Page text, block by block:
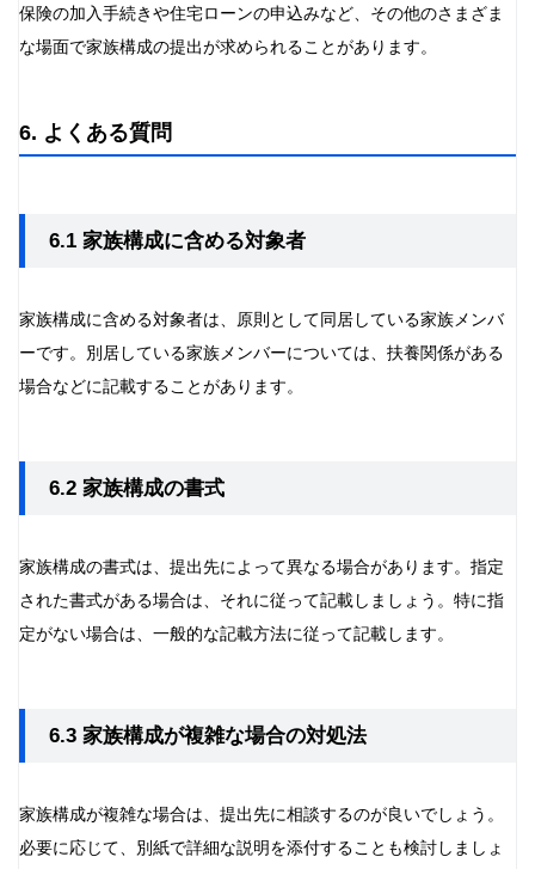
保険の加入手続きや住宅ローンの申込みなど、その他のさまざま
な場面で家族構成の提出が求められることがあります。
6. よくある質問
6.1 家族構成に含める対象者
家族構成に含める対象者は、原則として同居している家族メンバ
ーです。別居している家族メンバーについては、扶養関係がある
場合などに記載することがあります。
6.2 家族構成の書式
家族構成の書式は、提出先によって異なる場合があります。指定
された書式がある場合は、それに従って記載しましょう。特に指
定がない場合は、一般的な記載方法に従って記載します。
6.3 家族構成が複雑な場合の対処法
家族構成が複雑な場合は、提出先に相談するのが良いでしょう。
必要に応じて、別紙で詳細な説明を添付することも検討しましょ